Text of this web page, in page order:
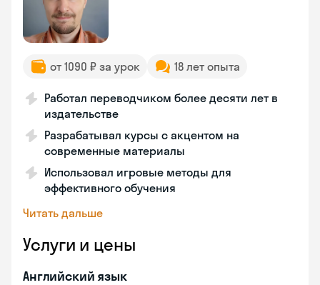
от 1090 ₽ за урок 18 лет опыта
Работал переводчиком более десяти лет в
издательстве
Разрабатывал курсы с акцентом на
современные материалы
Использовал игровые методы для
эффективного обучения
Читать дальше
Услуги и цены
Английский язык